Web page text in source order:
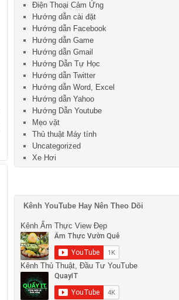
Điện Thoại Cảm Ứng
Hướng dẫn cài đặt
Hướng dẫn Facebook
Hướng dẫn Game
Hướng dẫn Gmail
Hướng Dẫn Tự Học
Hướng dẫn Twitter
Hướng dẫn Word, Excel
Hướng dẫn Yahoo
Hướng Dẫn Youtube
Mẹo vặt
Thủ thuật Máy tính
Uncategorized
Xe Hơi
Kênh YouTube Hay Nên Theo Dõi
Kênh Ẩm Thực View Đẹp
Kênh Thủ Thuật, Đầu Tư YouTube